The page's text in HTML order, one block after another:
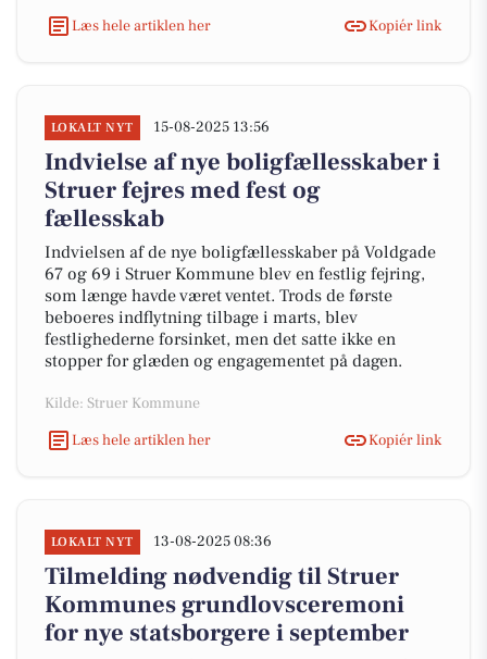
Læs hele artiklen her
Kopiér link
LOKALT NYT 15-08-2025 13:56
Indvielse af nye boligfællesskaber i
Struer fejres med fest og
fællesskab
Indvielsen af de nye boligfællesskaber på Voldgade
67 og 69 i Struer Kommune blev en festlig fejring,
som længe havde været ventet. Trods de første
beboeres indflytning tilbage i marts, blev
festlighederne forsinket, men det satte ikke en
stopper for glæden og engagementet på dagen.
Kilde: Struer Kommune
Læs hele artiklen her
Kopiér link
LOKALT NYT 13-08-2025 08:36
Tilmelding nødvendig til Struer
Kommunes grundlovsceremoni
for nye statsborgere i september